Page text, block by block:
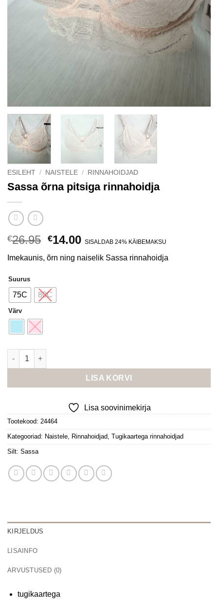
ESILEHT / NAISTELE / RINNAHOIDJAD
Sassa õrna pitsiga rinnahoidja
€26.95 Algne
oli:
€14.00Current
is:
SISALDAB 24% KÄIBEMAKSU
Imekaunis, õrn ning naiselik Sassa rinnahoidja
Suurus
75C 80C
Värv
Sassa õrna pitsiga rinnahoidja kogus
LISA KORVI
Lisa soovinimekirja
Tootekood: 24464
Kategooriad: Naistele Rinnahoidjad Tugikaartega rinnahoidjad
Silt: Sassa
KIRJELDUS
LISAINFO
ARVUSTUSED (0)
tugikaartega